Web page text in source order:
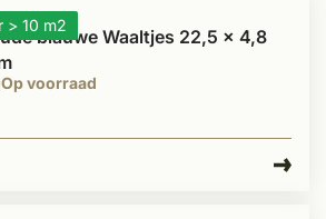
> 10 m2
Op voorraad
blauwe Waaltjes 22,5 x 4,8